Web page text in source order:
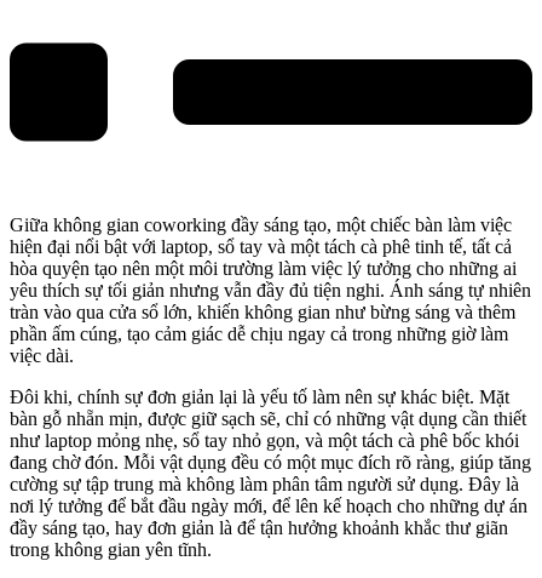
Giữa không gian coworking đầy sáng tạo, một chiếc bàn làm việc
hiện đại nổi bật với laptop, sổ tay và một tách cà phê tinh tế, tất cả
hòa quyện tạo nên một môi trường làm việc lý tưởng cho những ai
yêu thích sự tối giản nhưng vẫn đầy đủ tiện nghi. Ánh sáng tự nhiên
tràn vào qua cửa sổ lớn, khiến không gian như bừng sáng và thêm
phần ấm cúng, tạo cảm giác dễ chịu ngay cả trong những giờ làm
việc dài.
Đôi khi, chính sự đơn giản lại là yếu tố làm nên sự khác biệt. Mặt
bàn gỗ nhẵn mịn, được giữ sạch sẽ, chỉ có những vật dụng cần thiết
như laptop mỏng nhẹ, sổ tay nhỏ gọn, và một tách cà phê bốc khói
đang chờ đón. Mỗi vật dụng đều có một mục đích rõ ràng, giúp tăng
cường sự tập trung mà không làm phân tâm người sử dụng. Đây là
nơi lý tưởng để bắt đầu ngày mới, để lên kế hoạch cho những dự án
đầy sáng tạo, hay đơn giản là để tận hưởng khoảnh khắc thư giãn
trong không gian yên tĩnh.